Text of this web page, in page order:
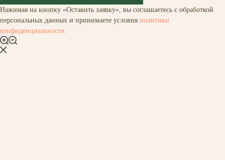
Нажимая на кнопку «Оставить заявку», вы соглашаетесь с обработкой
персональных данных и принимаете условия политики
конфиденциальности.